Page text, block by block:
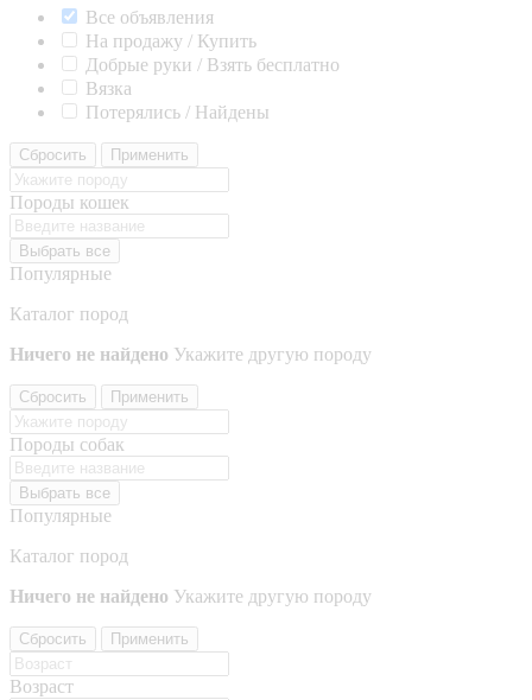
Все объявления
На продажу / Купить
Добрые руки / Взять бесплатно
Вязка
Потерялись / Найдены
Сбросить Применить
Породы кошек
Выбрать все
Популярные
Каталог пород
Ничего не найдено Укажите другую породу
Сбросить Применить
Породы собак
Выбрать все
Популярные
Каталог пород
Ничего не найдено Укажите другую породу
Сбросить Применить
Возраст